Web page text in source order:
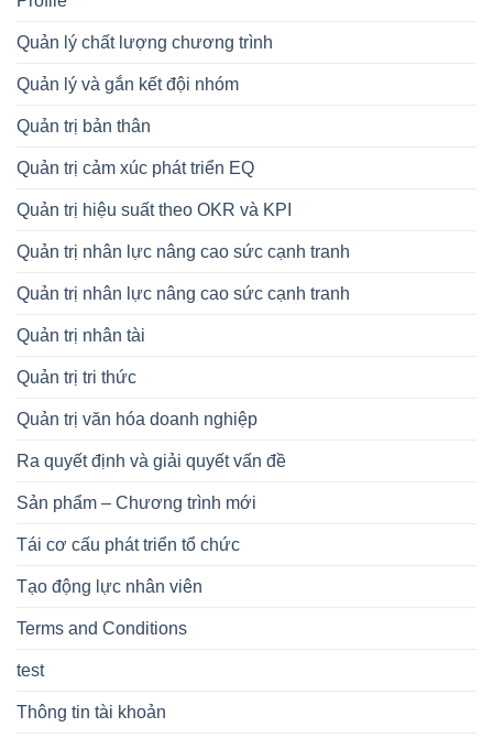
Quản lý chất lượng chương trình
Quản lý và gắn kết đội nhóm
Quản trị bản thân
Quản trị cảm xúc phát triển EQ
Quản trị hiệu suất theo OKR và KPI
Quản trị nhân lực nâng cao sức cạnh tranh
Quản trị nhân lực nâng cao sức cạnh tranh
Quản trị nhân tài
Quản trị tri thức
Quản trị văn hóa doanh nghiệp
Ra quyết định và giải quyết vấn đề
Sản phẩm – Chương trình mới
Tái cơ cấu phát triển tổ chức
Tạo động lực nhân viên
Terms and Conditions
test
Thông tin tài khoản